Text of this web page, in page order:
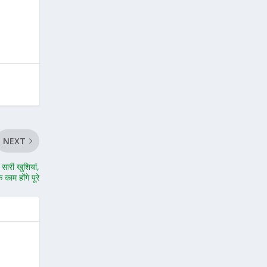
NEXT
खुशियां,
होंगे पूरे